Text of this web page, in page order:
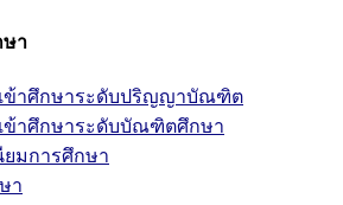
ษา
ข้าศึกษาระดับปริญญาบัณฑิต
ข้าศึกษาระดับบัณฑิตศึกษา
ยมการศึกษา
า